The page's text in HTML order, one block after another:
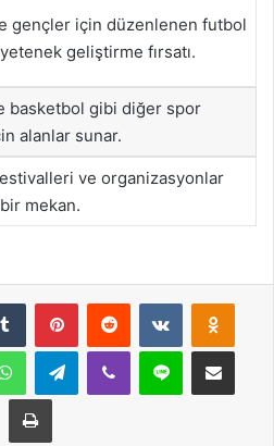
gençler için düzenlenen futbol
geliştirme fırsatı.
basketbol gibi diğer spor
alanlar sunar.
ve organizasyonlar
mekan.
Tumblr PinterestReddit VKontakte
WhatsAppTelegramViber Line E-Posta ile
Yazdır